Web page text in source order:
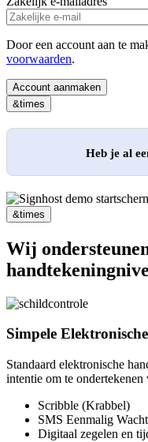
Door een account aan te
voorwaarden.
&times
Heb je al
&times
Wij
Simpele
Standaard elektronische
intentie om te
Scribble (Krabbel)
SMS Eenmalig
Digitaal zegelen en